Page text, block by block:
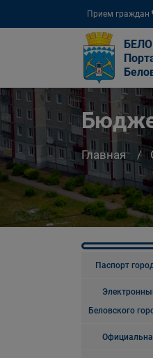
Прием граждан
Главная
Паспорт
Беловского